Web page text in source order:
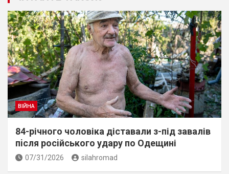
ВІЙНА
84-річного чоловіка діставали з-під завалів
пiсля росiйського удару по Одещині
07/31/2026 silahromad